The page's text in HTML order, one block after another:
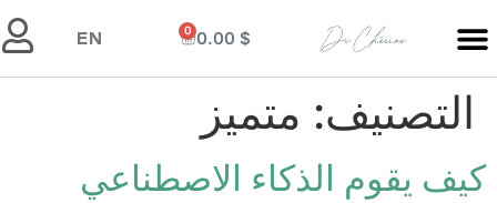
0.00 $
0
EN
التصنيف: متميز
كيف يقوم الذكاء الاصطناعي